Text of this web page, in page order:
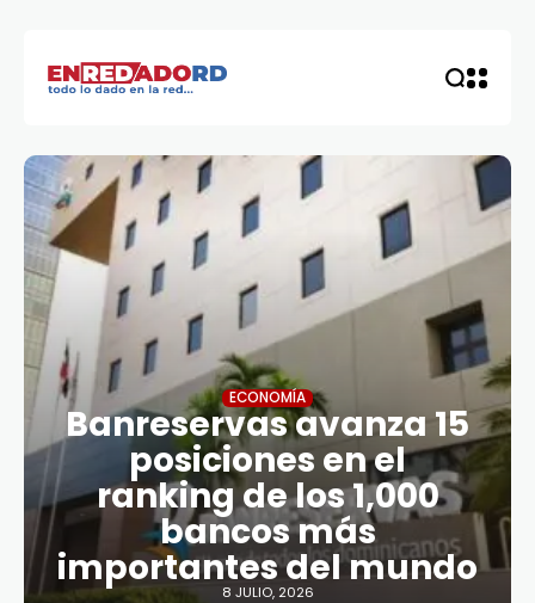
ECONOMÍA
Banreservas avanza 15
posiciones en el
ranking de los 1,000
bancos más
importantes del mundo
8 JULIO, 2026